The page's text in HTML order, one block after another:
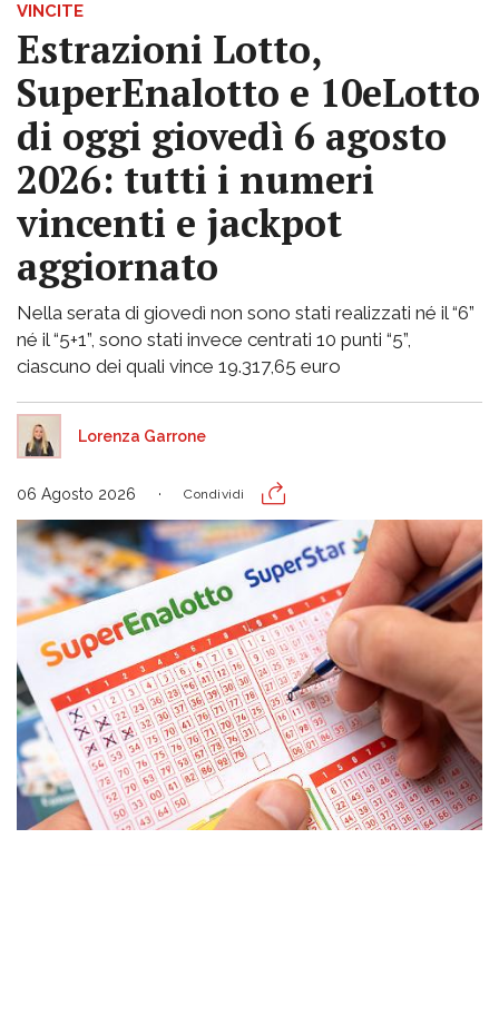
VINCITE
Estrazioni Lotto,
SuperEnalotto e 10eLotto
di oggi giovedì 6 agosto
2026: tutti i numeri
vincenti e jackpot
aggiornato
Nella serata di giovedì non sono stati realizzati né il “6”
né il “5+1”, sono stati invece centrati 10 punti “5”,
ciascuno dei quali vince 19.317,65 euro
Lorenza Garrone
06 Agosto 2026 Condividi